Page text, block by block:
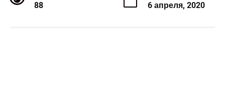
88 6 апреля, 2020